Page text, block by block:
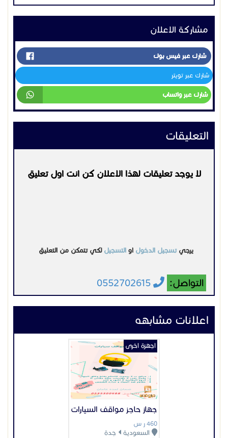
مشاركة الاعلان
شارك عبر فيس بوك
شارك عبر تويتر
شارك عبر واتساب
التعليقات
لا يوجد تعليقات لهذا الاعلان كن انت اول تعليق
يرجيتسجيل الدخول او التسجيل لكي تتمكن من التعليق
التواصل: 0552702615
اعلانات مشابهه
جهاز حاجز مواقف السيارات
460 ر س
السعودية
جدة
اجهزة اخرى